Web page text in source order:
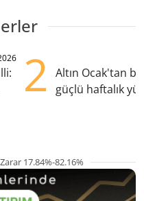
2
Altın Ocak'tan
güçlü haftalık
17.84%-82.16%